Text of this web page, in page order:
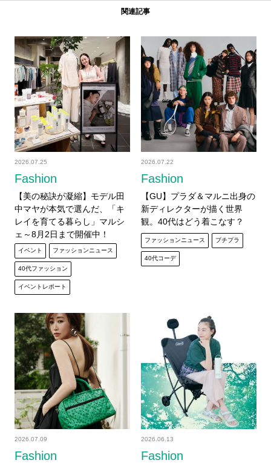
関連記事
Fashion
2026.07.25
【美の秘訣が凝縮】モデル田
中マヤが本気で選んだ、「キ
レイを育てる暮らし」マルシ
ェ～8月2日まで開催中！
イベント ファッションニュース
40代ファッション
イベントレポート
Fashion
2026.07.22
【GU】プラダ＆マルニ出身の
新ディレクターが描く世界
観。40代はどう着こなす？
ファッションニュース プチプラ
40代コーデ
Fashion
2026.07.09
Fashion
2026.06.13